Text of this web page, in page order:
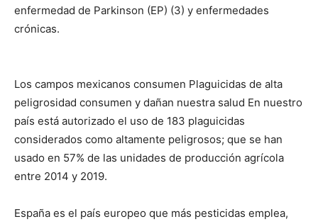
enfermedad de Parkinson (EP) (3) y enfermedades
crónicas.
Los campos mexicanos consumen Plaguicidas de alta
peligrosidad consumen y dañan nuestra salud En nuestro
país está autorizado el uso de 183 plaguicidas
considerados como altamente peligrosos; que se han
usado en 57% de las unidades de producción agrícola
entre 2014 y 2019.
España es el país europeo que más pesticidas emplea,